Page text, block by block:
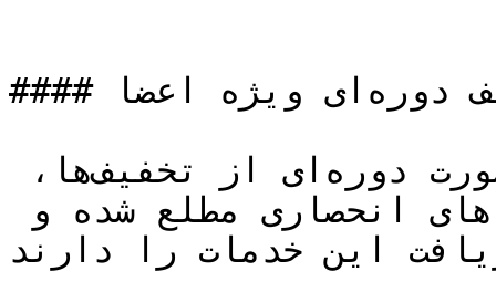
#### تخفیف‌ دوره‌ای ویژه اعضا
این خدمات را دارند.